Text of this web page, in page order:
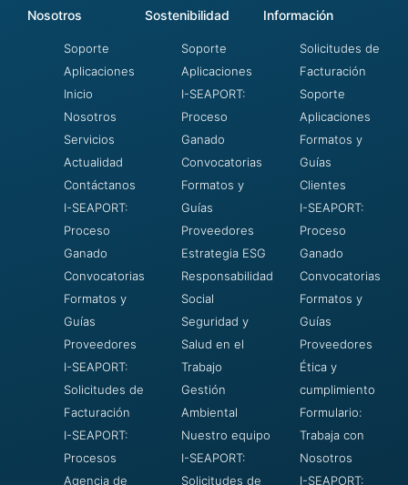
Nosotros
Soporte
Aplicaciones
Inicio
Nosotros
Servicios
Actualidad
Contáctanos
I-SEAPORT:
Proceso
Ganado
Convocatorias
Formatos y
Guías
Proveedores
I-SEAPORT:
Solicitudes de
Facturación
I-SEAPORT:
Procesos
Agencia de
Sostenibilidad
Soporte
Aplicaciones
I-SEAPORT:
Proceso
Ganado
Convocatorias
Formatos y
Guías
Proveedores
Estrategia ESG
Responsabilidad
Social
Seguridad y
Salud en el
Trabajo
Gestión
Ambiental
Nuestro equipo
I-SEAPORT:
Solicitudes de
Información
Solicitudes de
Facturación
Soporte
Aplicaciones
Formatos y
Guías
Clientes
I-SEAPORT:
Proceso
Ganado
Convocatorias
Formatos y
Guías
Proveedores
Ética y
cumplimiento
Formulario:
Trabaja con
Nosotros
I-SEAPORT: